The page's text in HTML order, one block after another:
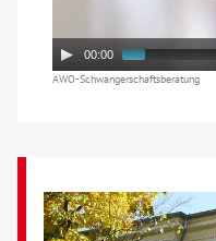
Kontakt
00:00
AWO-Schwangerschaftsberatung